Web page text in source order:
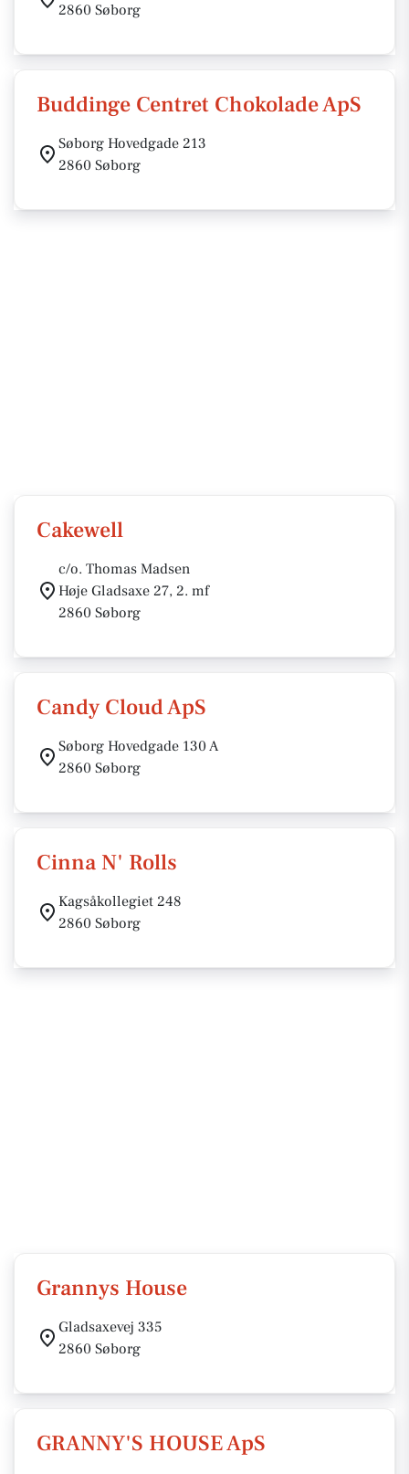
2860 Søborg
Buddinge Centret Chokolade ApS
Søborg Hovedgade 213
2860 Søborg
Cakewell
c/o. Thomas Madsen
Høje Gladsaxe 27, 2. mf
2860 Søborg
Candy Cloud ApS
Søborg Hovedgade 130 A
2860 Søborg
Cinna N' Rolls
Kagsåkollegiet 248
2860 Søborg
Grannys House
Gladsaxevej 335
2860 Søborg
GRANNY'S HOUSE ApS